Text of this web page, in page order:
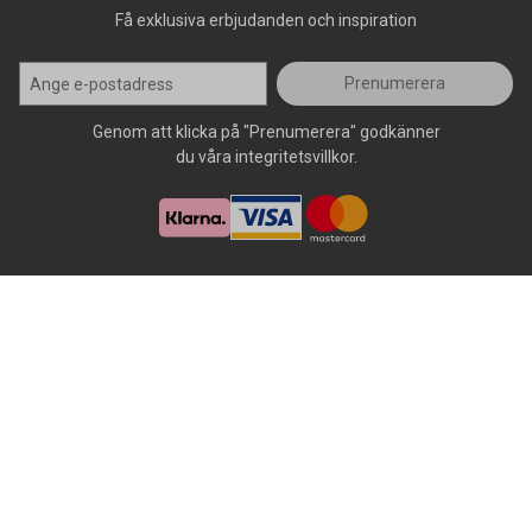
Få exklusiva erbjudanden och inspiration
Prenumerera
Genom att klicka på "Prenumerera" godkänner
du våra integritetsvillkor.